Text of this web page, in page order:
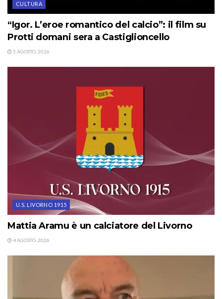
CULTURA
“Igor. L’eroe romantico del calcio”: il film su
Protti domani sera a Castiglioncello
5 AGOSTO, 2026
U.S. LIVORNO 1915
Mattia Aramu è un calciatore del Livorno
4 AGOSTO, 2026